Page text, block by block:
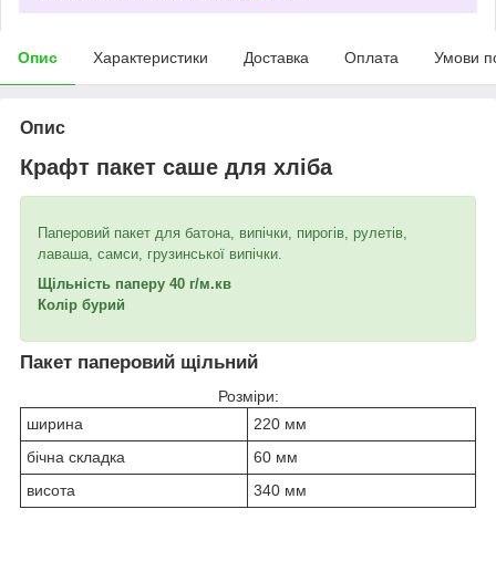
Опис Характеристики Доставка Оплата Умови
Опис
Крафт пакет саше для хліба
Паперовий пакет для батона, випічки, пирогів, рулетів,
лаваша, самси, грузинської випічки.
Щільність паперу 40 г/м.кв
Колір бурий
Пакет паперовий щільний
Розміри:
ширина
220 мм
бічна складка
60 мм
висота
340 мм